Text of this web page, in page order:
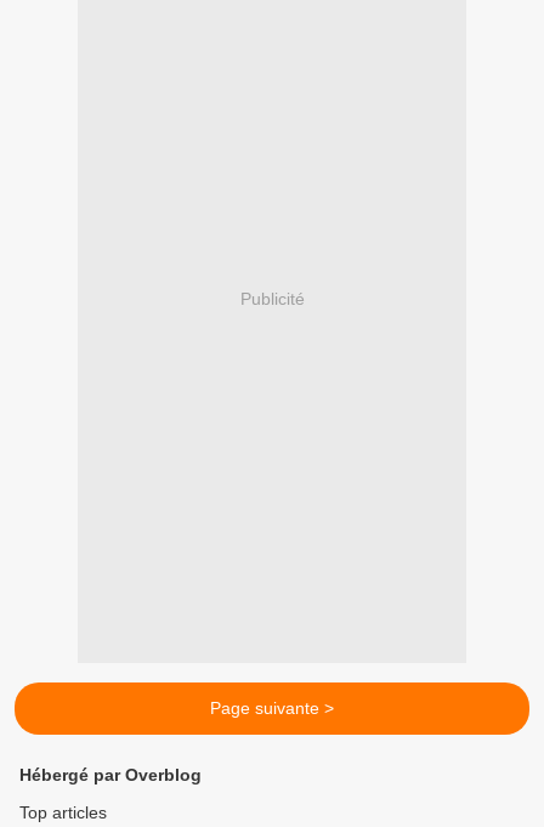
Publicité
Page suivante >
Hébergé par Overblog
Top articles